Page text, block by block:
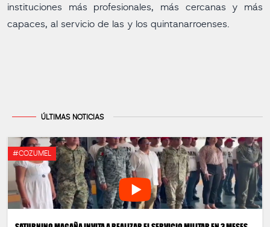
instituciones más profesionales, más cercanas y más
capaces, al servicio de las y los quintanarroenses.
ÚLTIMAS NOTICIAS
#COZUMEL